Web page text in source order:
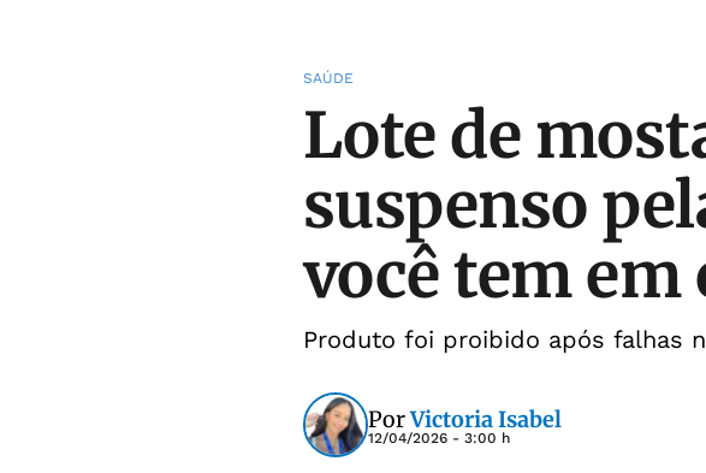
SAÚDE
Lote de
suspenso
você tem em
Produto foi proibido após falhas
PorVictoria Isabel
12/04/2026 - 3:00 h